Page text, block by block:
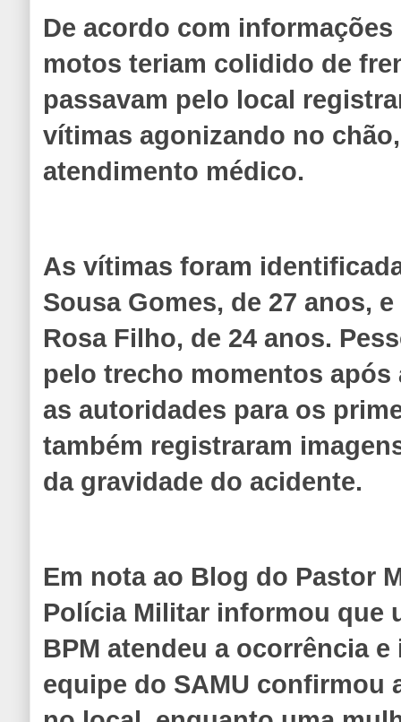
De acordo com
motos teriam colidido de
passavam pelo local
vítimas agonizando no
atendimento médico.
As vítimas foram
Sousa Gomes, de 27 anos,
Rosa Filho, de 24 anos.
pelo trecho momentos
as autoridades para os
também registraram
da gravidade do acidente.
Em nota ao Blog do Pastor
Polícia Militar informou que
BPM atendeu a ocorrência
equipe do SAMU confirmou